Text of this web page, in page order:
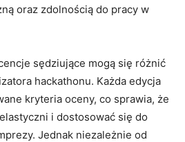
oraz zdolnością do pracy w
sędziujące mogą się różnić
hackathonu. Każda edycja
kryteria oceny, co sprawia, że
i⁢ dostosować się do
Jednak niezależnie od